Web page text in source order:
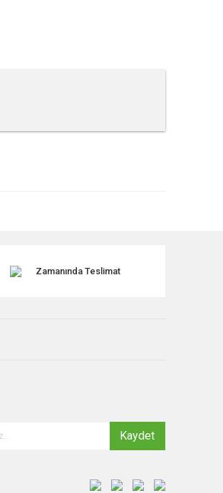
Zamanında Teslimat
Kaydet